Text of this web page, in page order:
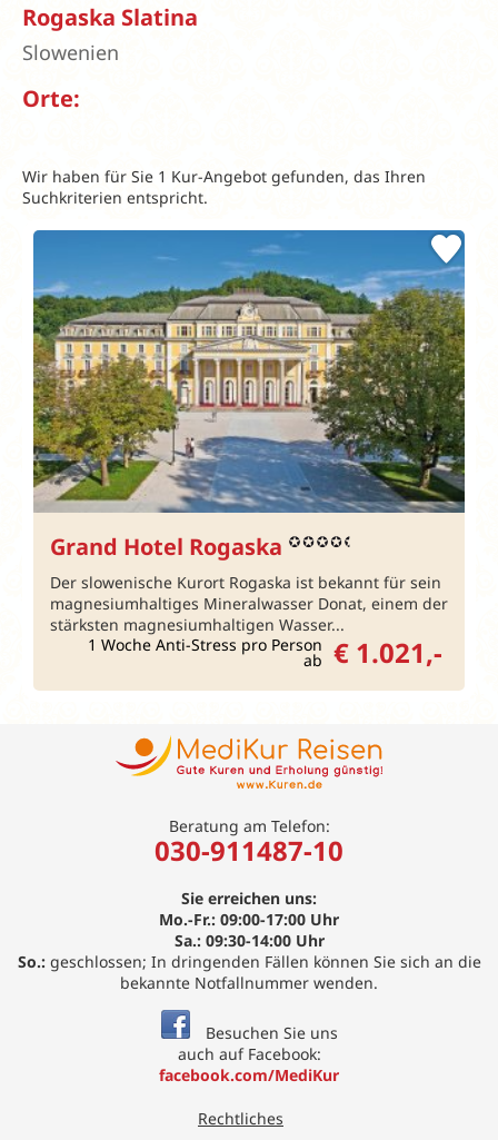
Rogaska Slatina
Slowenien
Orte:
Wir haben für Sie 1 Kur-Angebot gefunden, das Ihren
Suchkriterien entspricht.
Grand Hotel Rogaska
Der slowenische Kurort Rogaska ist bekannt für sein
magnesiumhaltiges Mineralwasser Donat, einem der
stärksten magnesiumhaltigen Wasser...
1 Woche Anti-Stress pro Person
ab € 1.021,-
Beratung am Telefon:
030-911487-10
Sie erreichen uns:
Mo.-Fr.: 09:00-17:00 Uhr
Sa.: 09:30-14:00 Uhr
So.:geschlossen; In dringenden Fällen können Sie sich an die
bekannte Notfallnummer wenden.
Besuchen Sie uns
auch auf Facebook:
facebook.com/MediKur
Rechtliches